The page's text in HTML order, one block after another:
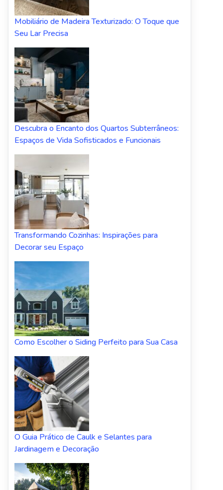
Mobiliário de Madeira Texturizado: O Toque que
Seu Lar Precisa
Descubra o Encanto dos Quartos Subterrâneos:
Espaços de Vida Sofisticados e Funcionais
Transformando Cozinhas: Inspirações para
Decorar seu Espaço
Como Escolher o Siding Perfeito para Sua Casa
O Guia Prático de Caulk e Selantes para
Jardinagem e Decoração